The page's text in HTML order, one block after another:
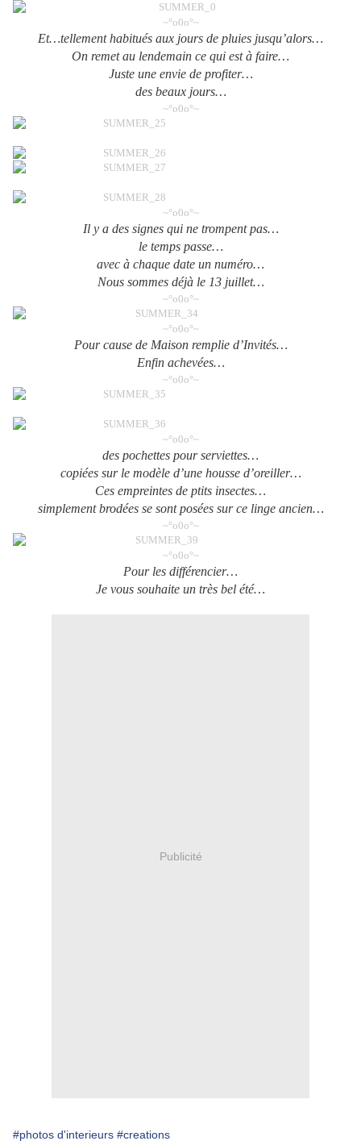
~°o0o°~
Et…tellement habitués aux jours de pluies jusqu’alors…
On remet au lendemain ce qui est à faire…
Juste une envie de profiter…
des beaux jours…
~°o0o°~
~°o0o°~
Il y a des signes qui ne trompent pas…
le temps passe…
avec à chaque date un numéro…
Nous sommes déjà le 13 juillet…
~°o0o°~
~°o0o°~
Pour cause de Maison remplie d’Invités…
Enfin achevées…
~°o0o°~
~°o0o°~
des pochettes pour serviettes…
copiées sur le modèle d’une housse d’oreiller…
Ces empreintes de ptits insectes…
simplement brodées se sont posées sur ce linge ancien…
~°o0o°~
~°o0o°~
Pour les différencier…
Je vous souhaite un très bel été…
Publicité
#photos d'interieurs #creations